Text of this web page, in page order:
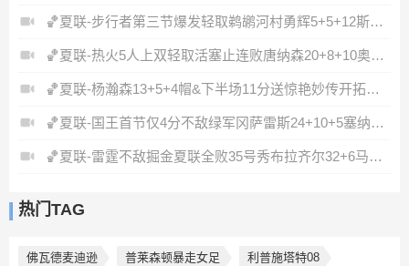
🏀夏联-步行者第三节爆发轻取鹈鹕河村勇辉5+5+12斯劳森22分
🏀夏联-热火5人上双轻取活塞止连败唐纳森20+8+10奥科里27分
🏀夏联-杨瀚森13+5+4帽&下半场11分送惊艳妙传开拓者力克掘金
🏀夏联-国王首节仅4分不敌绿军冈萨雷斯24+10+5塞纳克10+12
🏀夏联-雷霆不敌掘金夏联全败35号秀布拉齐尔32+6马拉14+7+6
热门TAG
佛瓦德麦迪逊 普莱森顿暴走女足 利普施塔特08